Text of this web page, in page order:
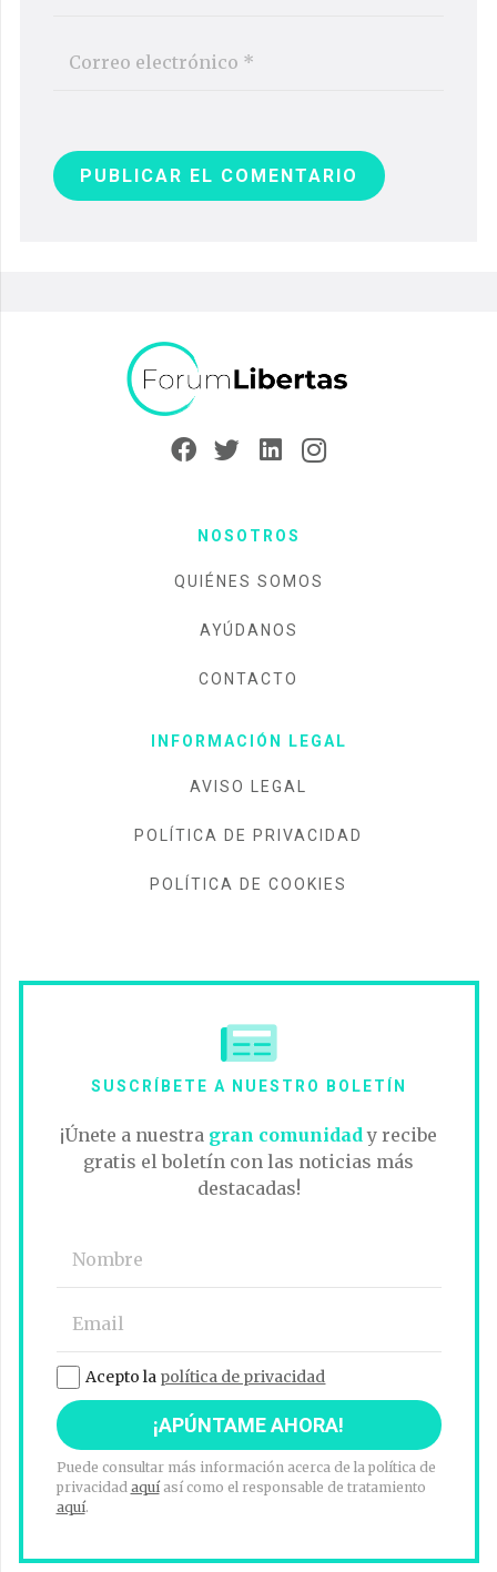
PUBLICAR EL COMENTARIO
NOSOTROS
QUIÉNES SOMOS
AYÚDANOS
CONTACTO
INFORMACIÓN LEGAL
AVISO LEGAL
POLÍTICA DE PRIVACIDAD
POLÍTICA DE COOKIES
SUSCRÍBETE A NUESTRO BOLETÍN
¡Únete a nuestra gran comunidad y recibe
gratis el boletín con las noticias más
destacadas!
Acepto la política de privacidad
Puede consultar más información acerca de la política de
privacidad aquíasí como el responsable de tratamiento
aquí.